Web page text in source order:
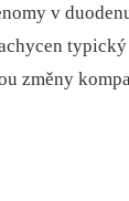
v
změny